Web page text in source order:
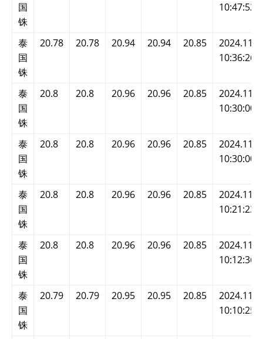
国
铢
10:47:52
泰
国
铢
20.78 20.78 20.94 20.94 20.85
10:36:26
泰
国
铢
20.8 20.8 20.96 20.96 20.85
10:30:00
泰
国
铢
20.8 20.8 20.96 20.96 20.85
10:30:00
泰
国
铢
20.8 20.8 20.96 20.96 20.85
10:21:23
泰
国
铢
20.8 20.8 20.96 20.96 20.85
10:12:36
泰
国
铢
20.79 20.79 20.95 20.95 20.85
10:10:25